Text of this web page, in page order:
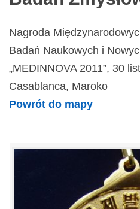
Nagroda
Badań Naukowych i
„MEDINNOVA 2011”, 30
Casablanca, Maroko
Powrót do mapy